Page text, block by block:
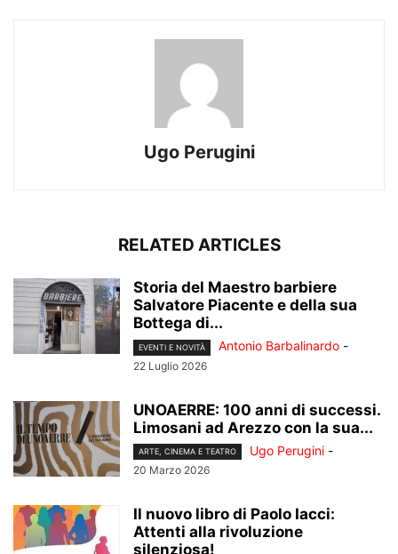
Ugo Perugini
RELATED ARTICLES
Storia del Maestro barbiere
Salvatore Piacente e della sua
Bottega di...
EVENTI E NOVITÀ Antonio Barbalinardo -
22 Luglio 2026
UNOAERRE: 100 anni di successi.
Limosani ad Arezzo con la sua...
ARTE, CINEMA E TEATRO Ugo Perugini -
20 Marzo 2026
Il nuovo libro di Paolo Iacci:
Attenti alla rivoluzione
silenziosa!